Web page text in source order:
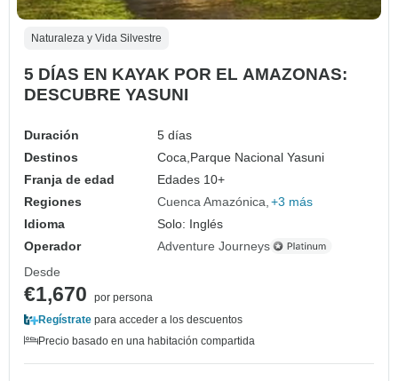
Naturaleza y Vida Silvestre
5 DÍAS EN KAYAK POR EL AMAZONAS:
DESCUBRE YASUNI
Duración
5 días
Destinos
Coca, Parque Nacional Yasuni
Franja de edad
Edades 10+
Regiones
Cuenca Amazónica +3 más
Idioma
Solo: Inglés
Operador
Adventure Journeys
Desde
€1,670
por persona
Regístrate para acceder a los descuentos
Precio basado en una habitación compartida